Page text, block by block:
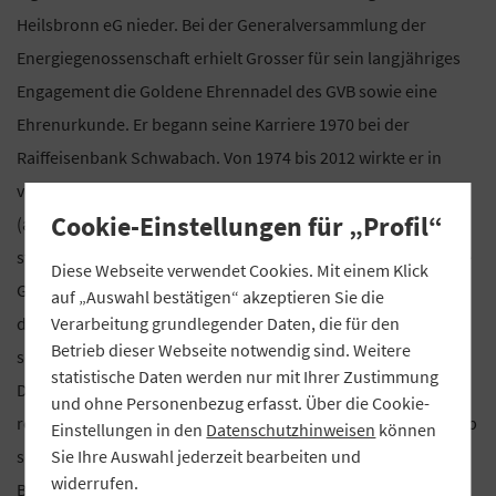
Heilsbronn eG nieder. Bei der Generalversammlung der
Energiegenossenschaft erhielt Grosser für sein langjähriges
Engagement die Goldene Ehrennadel des GVB sowie eine
Ehrenurkunde. Er begann seine Karriere 1970 bei der
Raiffeisenbank Schwabach. Von 1974 bis 2012 wirkte er in
verschiedenen Positionen bei der Raiffeisenbank Heilsbronn
(ab 1992: Raiffeisenbank Heilsbronn-Windsbach), zuletzt als
stellvertretender Vorstandsvorsitzender. Außerdem gründete
Grosser die erste genossenschaftliche Tankstelle in Bayern,
die Diesel-Tankstelle Rohr eG, und war Gründungsmitglied
sowie Aufsichtsratsvorsitzender der VergißMeinNicht eG
Demenz Wohngemeinschaft. Grosser unterstützte mehrere
regionale Gründungen von Energiegenossenschaften und gab
sein Fachwissen als Referent bei der Akademie der
Bayerischen Genossenschaften (ABG) weiter. Für seine
Cookie-Einstellungen für „Profil“
Diese Webseite verwendet Cookies. Mit einem Klick
auf „Auswahl bestätigen“ akzeptieren Sie die
Verarbeitung grundlegender Daten, die für den
Betrieb dieser Webseite notwendig sind. Weitere
statistische Daten werden nur mit Ihrer Zustimmung
und ohne Personenbezug erfasst. Über die Cookie-
Einstellungen in den Datenschutzhinweisen können
Sie Ihre Auswahl jederzeit bearbeiten und
widerrufen.